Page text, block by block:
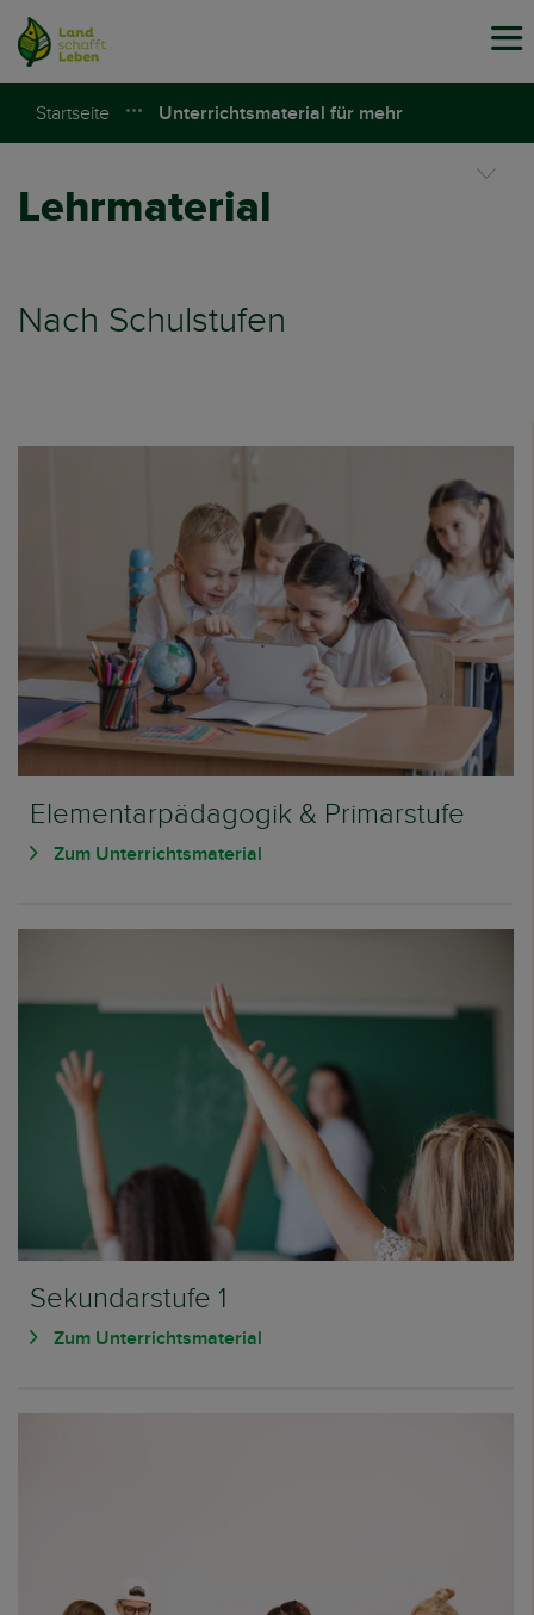
Startseite Unterrichtsmaterial für mehr
Lehrmaterial
Nach Schulstufen
Elementarpädagogik & Primarstufe
Zum Unterrichtsmaterial
Sekundarstufe 1
Zum Unterrichtsmaterial